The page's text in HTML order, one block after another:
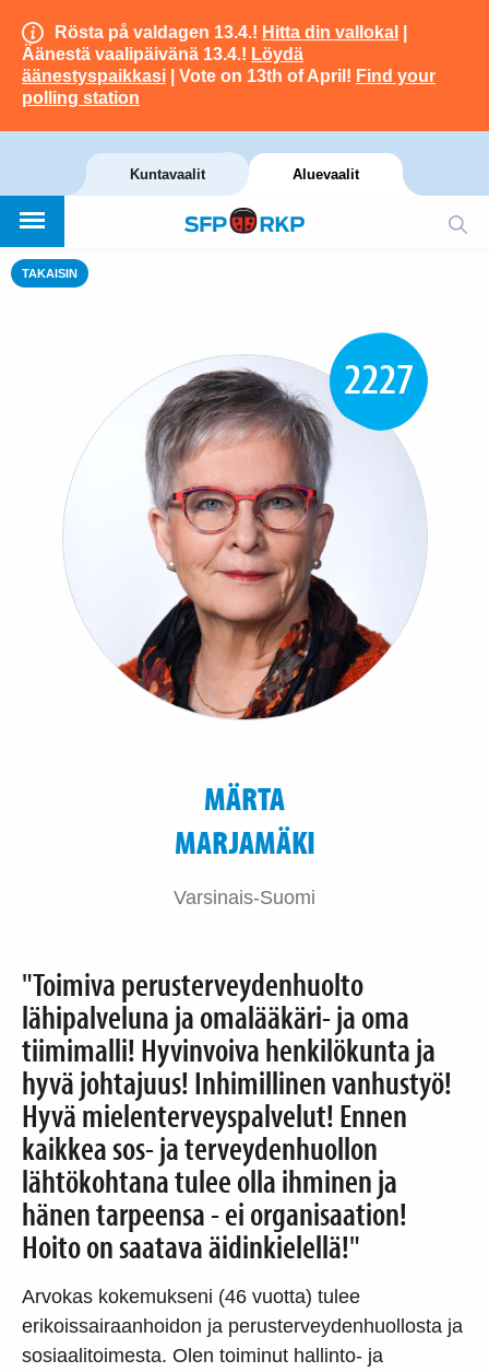
Rösta på valdagen 13.4.! Hitta din vallokal
Äänestä vaalipäivänä 13.4.! Löydä
äänestyspaikkasi | Vote on 13th of April! Find your
polling station
Kuntavaalit Aluevaalit
TAKAISIN
2227
MÄRTA
MARJAMÄKI
Varsinais-Suomi
"Toimiva perusterveydenhuolto
lähipalveluna ja omalääkäri- ja oma
tiimimalli! Hyvinvoiva henkilökunta ja
hyvä johtajuus! Inhimillinen vanhustyö!
Hyvä mielenterveyspalvelut! Ennen
kaikkea sos- ja terveydenhuollon
lähtökohtana tulee olla ihminen ja
hänen tarpeensa - ei organisaation!
Hoito on saatava äidinkielellä!"
Arvokas kokemukseni (46 vuotta) tulee
erikoissairaanhoidon ja perusterveydenhuollosta ja
sosiaalitoimesta. Olen toiminut hallinto- ja